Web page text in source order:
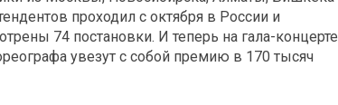
проходил с октября в России и
74 постановки. И теперь на гала-концерте
увезут с собой премию в 170 тысяч